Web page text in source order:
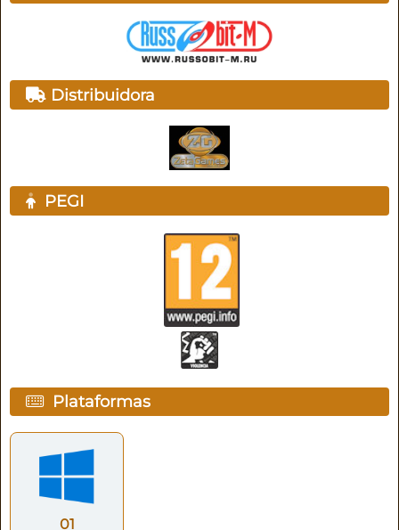
Distribuidora
PEGI
Plataformas
01